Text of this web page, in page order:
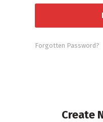
Forgotten Password?
Create